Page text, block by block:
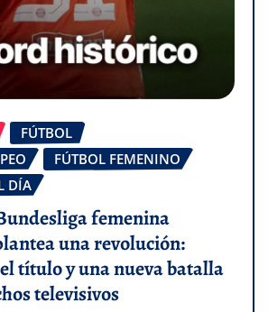
FÚTBOL
FÚTBOL FEMENINO
DÍA
femenina
una revolución:
título y una nueva batalla
televisivos